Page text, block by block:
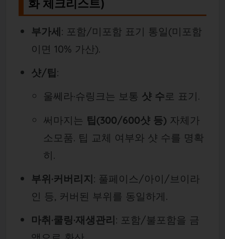
화 체크리스트)
부가세: 포함/미포함 표기 통일(미포함
이면 10% 가산).
샷/팁:
울쎄라·슈링크는 보통 샷 수로 표기.
써마지는 팁(300/600샷 등) 자체가
소모품. 팁 교체 여부와 샷 수를 명확
히.
부위·커버리지: 풀페이스/아이/브이라
인 등, 커버된 부위를 동일하게.
마취·쿨링·재생관리 : 포함/불포함을 금